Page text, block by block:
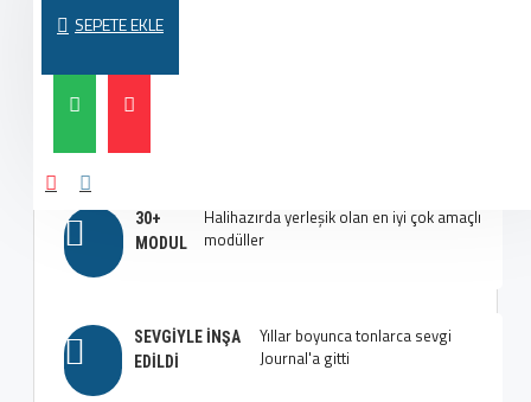
SEPETE EKLE
EN İYI TIPOGRAFI
30+
MODUL
Halihazırda yerleşik olan en iyi çok amaçlı
modüller
SEVGIYLE İNŞA
EDILDI
Yıllar boyunca tonlarca sevgi
Journal'a gitti